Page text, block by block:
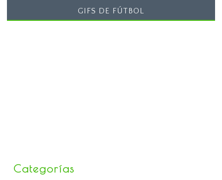
GIFS DE FÚTBOL
Categorías